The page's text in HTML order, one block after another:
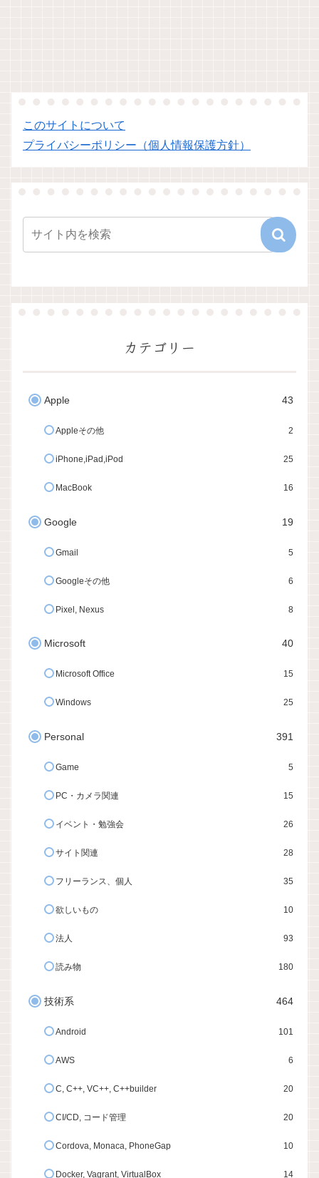
このサイトについて
プライバシーポリシー（個人情報保護方針）
カテゴリー
Apple 43
Appleその他 2
iPhone,iPad,iPod 25
MacBook 16
Google 19
Gmail 5
Googleその他 6
Pixel, Nexus 8
Microsoft 40
Microsoft Office 15
Windows 25
Personal 391
Game 5
PC・カメラ関連 15
イベント・勉強会 26
サイト関連 28
フリーランス、個人 35
欲しいもの 10
法人 93
読み物 180
技術系 464
Android 101
AWS 6
C, C++, VC++, C++builder 20
CI/CD, コード管理 20
Cordova, Monaca, PhoneGap 10
Docker, Vagrant, VirtualBox 14